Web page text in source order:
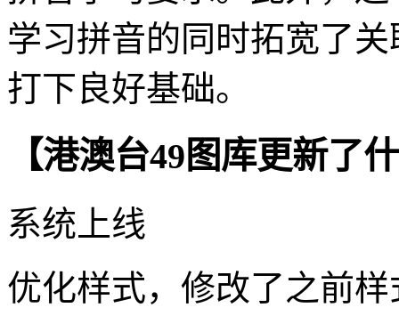
学习拼音的同时拓宽了
打下良好基础。
【港澳台49图库更新了
系统上线
优化样式，修改了之前样